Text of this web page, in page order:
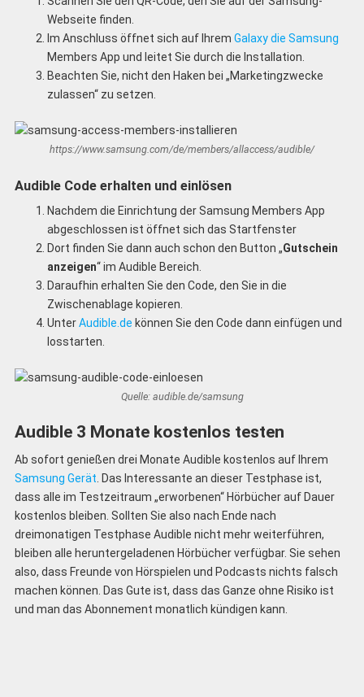
Webseite finden.
Im Anschluss öffnet sich auf Ihrem Galaxy die Samsung
Members App und leitet Sie durch die Installation.
Beachten Sie, nicht den Haken bei „Marketingzwecke
zulassen“ zu setzen.
https://www.samsung.com/de/members/allaccess/audible/
Audible Code erhalten und einlösen
Nachdem die Einrichtung der Samsung Members App
abgeschlossen ist öffnet sich das Startfenster
Dort finden Sie dann auch schon den Button „Gutschein
anzeigen“ im Audible Bereich.
Daraufhin erhalten Sie den Code, den Sie in die
Zwischenablage kopieren.
UnterAudible.de können Sie den Code dann einfügen und
losstarten.
Quelle: audible.de/samsung
Audible 3 Monate kostenlos testen
Ab sofort genießen drei Monate Audible kostenlos auf Ihrem
Samsung Gerät . Das Interessante an dieser Testphase ist,
dass alle im Testzeitraum „erworbenen“ Hörbücher auf Dauer
kostenlos bleiben. Sollten Sie also nach Ende nach
dreimonatigen Testphase Audible nicht mehr weiterführen,
bleiben alle heruntergeladenen Hörbücher verfügbar. Sie sehen
also, dass Freunde von Hörspielen und Podcasts nichts falsch
machen können. Das Gute ist, dass das Ganze ohne Risiko ist
und man das Abonnement monatlich kündigen kann.